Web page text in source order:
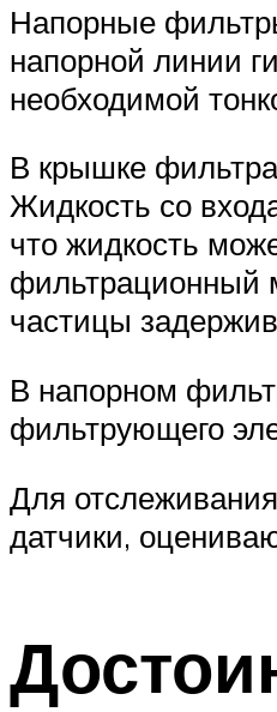
Напорные
напорной линии
необходимой
В крышке
Жидкость со
что жидкость
фильтрационный
частицы
В напорном
фильтрующего
Для
датчики,